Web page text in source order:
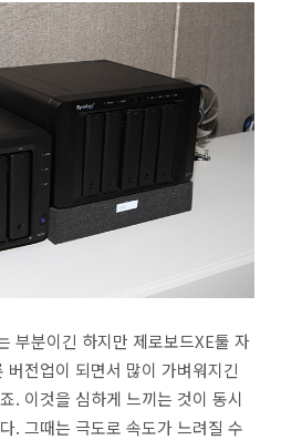
부분이긴 하지만 제로보드XE툴 자
전업이 되면서 많이 가벼워지긴
. 이것을 심하게 느끼는 것이 동시
. 그때는 극도로 속도가 느려질 수